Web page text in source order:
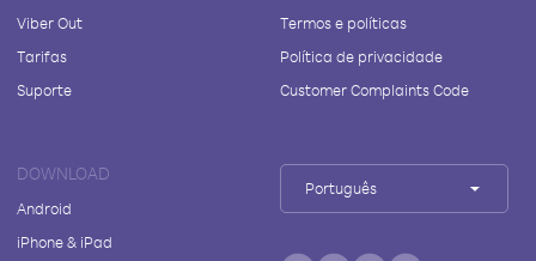
Viber Out
Tarifas
Suporte
Termos e políticas
Política de privacidade
Customer Complaints Code
DOWNLOAD
Android
iPhone & iPad
Português